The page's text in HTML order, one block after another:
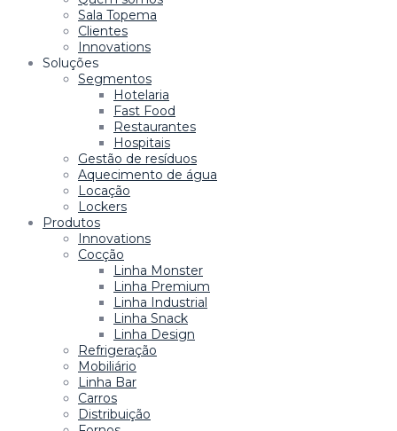
Sala Topema
Clientes
Innovations
Soluções
Segmentos
Hotelaria
Fast Food
Restaurantes
Hospitais
Gestão de resíduos
Aquecimento de água
Locação
Lockers
Produtos
Innovations
Cocção
Linha Monster
Linha Premium
Linha Industrial
Linha Snack
Linha Design
Refrigeração
Mobiliário
Linha Bar
Carros
Distribuição